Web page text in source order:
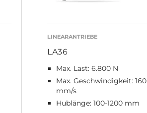
LINEARANTRIEBE
LA36
Max. Last: 6.800 N
Max. Geschwindigkeit: 160
mm/s
Hublänge: 100-1200 mm